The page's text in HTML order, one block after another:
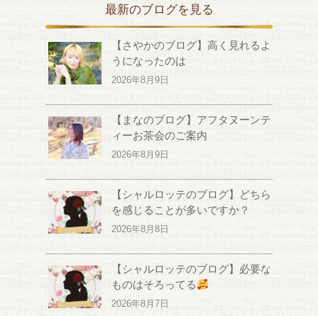
最新のブログを見る
【さやかのブログ】高く見れるよ
うになったのは
2026年8月9日
【まなのブログ】アフタヌーンテ
ィーお茶会のご案内
2026年8月9日
【シャルロッテのブログ】どちら
を感じることが多いですか？
2026年8月8日
【シャルロッテのブログ】必要な
ものはそろってる
2026年8月7日